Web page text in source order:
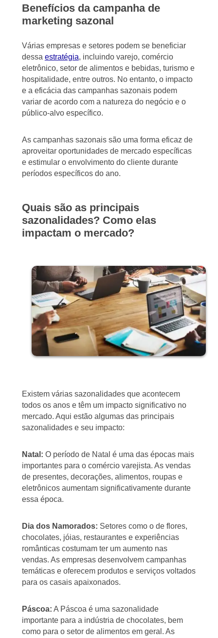
Benefícios da campanha de
marketing sazonal
Várias empresas e setores podem se beneficiar
dessa estratégia, incluindo varejo, comércio
eletrônico, setor de alimentos e bebidas, turismo e
hospitalidade, entre outros. No entanto, o impacto
e a eficácia das campanhas sazonais podem
variar de acordo com a natureza do negócio e o
público-alvo específico.
As campanhas sazonais são uma forma eficaz de
aproveitar oportunidades de mercado específicas
e estimular o envolvimento do cliente durante
períodos específicos do ano.
Quais são as principais
sazonalidades? Como elas
impactam o mercado?
Existem várias sazonalidades que acontecem
todos os anos e têm um impacto significativo no
mercado. Aqui estão algumas das principais
sazonalidades e seu impacto:
Natal: O período de Natal é uma das épocas mais
importantes para o comércio varejista. As vendas
de presentes, decorações, alimentos, roupas e
eletrônicos aumentam significativamente durante
essa época.
Dia dos Namorados: Setores como o de flores,
chocolates, jóias, restaurantes e experiências
românticas costumam ter um aumento nas
vendas. As empresas desenvolvem campanhas
temáticas e oferecem produtos e serviços voltados
para os casais apaixonados.
Páscoa: A Páscoa é uma sazonalidade
importante para a indústria de chocolates, bem
como para o setor de alimentos em geral. As